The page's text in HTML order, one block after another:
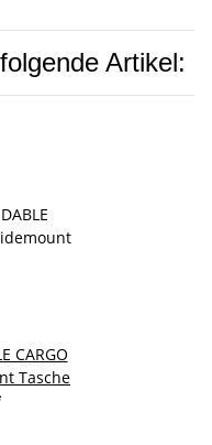
Artikel:
CARGO
Tasche